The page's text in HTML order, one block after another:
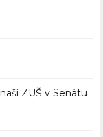
ZUŠ v Senátu